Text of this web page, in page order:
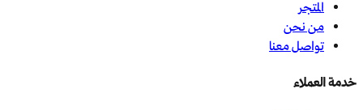
المتجر
من نحن
تواصل معنا
خدمة العملاء